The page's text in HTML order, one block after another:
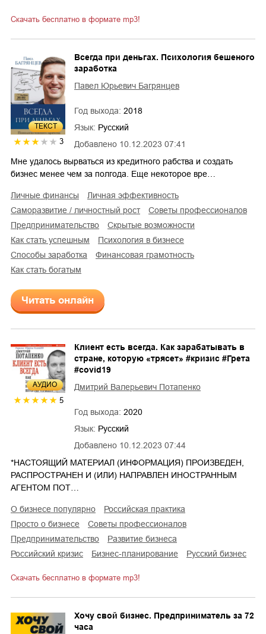
Скачать бесплатно в формате mp3!
ТЕКСТ
3 Добавлено 10.12.2023 07:41
Всегда при деньгах. Психология бешеного
заработка
Павел Юрьевич Багрянцев
Год выхода: 2018
Язык: Русский
Мне удалось вырваться из кредитного рабства и создать
бизнес менее чем за полгода. Еще некоторое вре…
личные финансы
личная эффективность
саморазвитие / личностный рост
советы профессионалов
предпринимательство
скрытые возможности
как стать успешным
психология в бизнесе
способы заработка
финансовая грамотность
как стать богатым
Читать онлайн
AУДИО
5
Добавлено 10.12.2023 07:44
Клиент есть всегда. Как зарабатывать в
стране, которую «трясет» #кризис #Грета
#covid19
Дмитрий Валерьевич Потапенко
Год выхода: 2020
Язык: Русский
*НАСТОЯЩИЙ МАТЕРИАЛ (ИНФОРМАЦИЯ) ПРОИЗВЕДЕН,
РАСПРОСТРАНЕН И (ИЛИ) НАПРАВЛЕН ИНОСТРАННЫМ
АГЕНТОМ ПОТ…
о бизнесе популярно
российская практика
просто о бизнесе
советы профессионалов
предпринимательство
развитие бизнеса
российский кризис
бизнес-планирование русский бизнес
Скачать бесплатно в формате mp3!
Хочу свой бизнес. Предприниматель за 72
часа